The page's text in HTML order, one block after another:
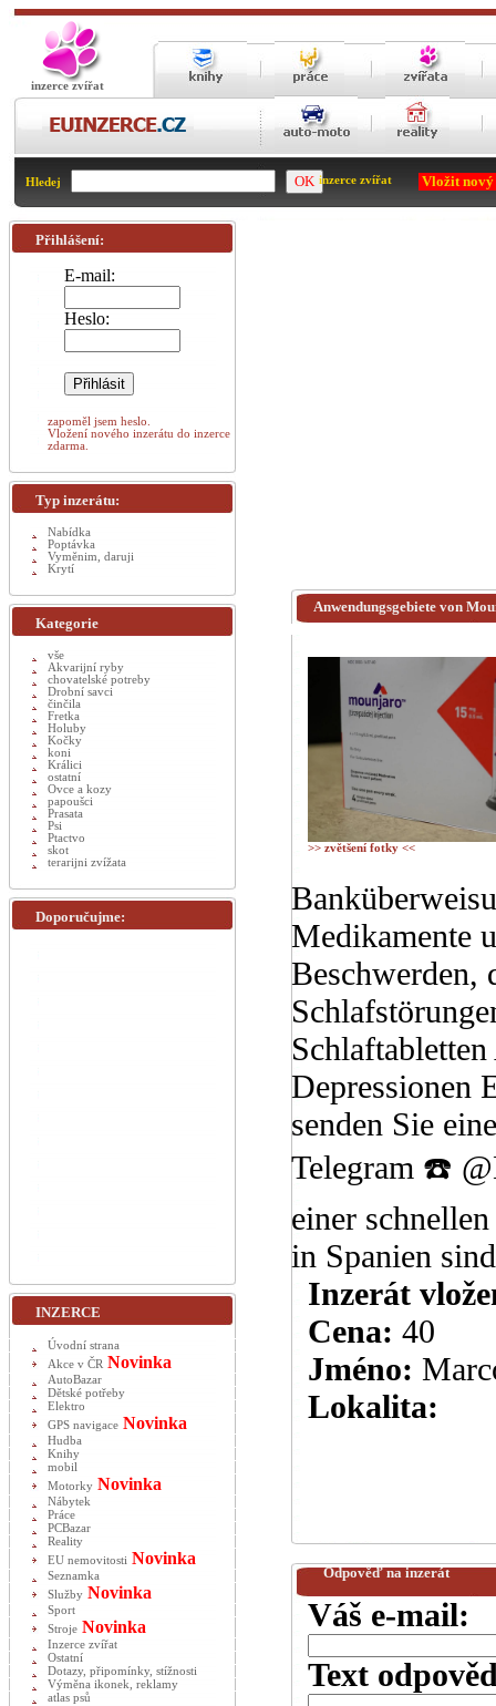
inzerce zvířat
Hledej inzerce zvířat Vložit
Anwendungsgebiete von
>> zvětšení fotky <<
Medikamente
Depressionen
senden Sie
Telegram ☎️
einer
in Spanien sind
Inzerát
Cena: 40
Jméno:
Lokalita:
Odpověď na inzerát
Váš e-mail:
Text
Přihlášení:
E-mail:
Heslo:
zapoměl jsem heslo.
Vložení nového inzerátu do inzerce
zdarma.
Typ inzerátu:
Nabídka
Poptávka
Vyměnim, daruji
Krytí
Kategorie
vše
Akvarijní ryby
chovatelské potreby
Drobní savci
činčila
Fretka
Holuby
Kočky
koni
Králici
ostatní
Ovce a kozy
papoušci
Prasata
Psi
Ptactvo
skot
terarijni zvížata
Doporučujme:
INZERCE
Úvodní strana
Akce v ČR Novinka
AutoBazar
Dětské potřeby
Elektro
GPS navigace Novinka
Hudba
Knihy
mobil
Motorky Novinka
Nábytek
Práce
PCBazar
Reality
EU nemovitosti Novinka
Seznamka
Služby Novinka
Sport
Stroje Novinka
Inzerce zvířat
Ostatní
Dotazy, připomínky, stížnosti
Výměna ikonek, reklamy
atlas psů